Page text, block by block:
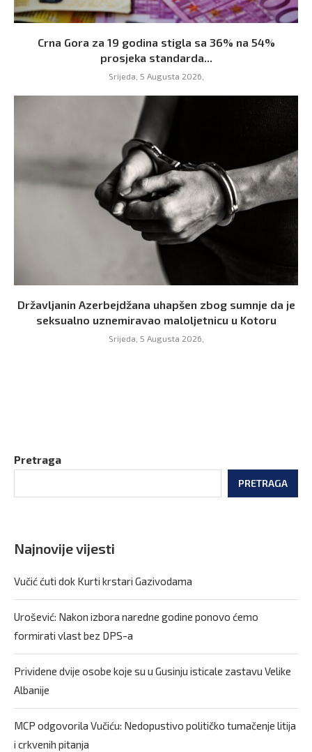
Crna Gora za 19 godina stigla sa 36% na 54%
prosjeka standarda...
Srijeda, 5 Augusta 2026,
Državljanin Azerbejdžana uhapšen zbog sumnje da je
seksualno uznemiravao maloljetnicu u Kotoru
Srijeda, 5 Augusta 2026,
Pretraga
PRETRAGA
Najnovije vijesti
Vučić ćuti dok Kurti krstari Gazivodama
Urošević: Nakon izbora naredne godine ponovo ćemo
formirati vlast bez DPS-a
Prividene dvije osobe koje su u Gusinju isticale zastavu Velike
Albanije
MCP odgovorila Vučiću: Nedopustivo političko tumačenje litija
i crkvenih pitanja